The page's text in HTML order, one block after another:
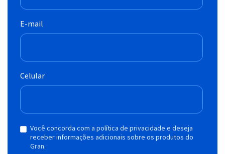
E-mail
Celular
Você concorda com a política de privacidade e deseja
receber informações adicionais sobre os produtos do
Gran.